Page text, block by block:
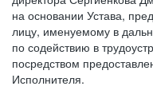
на основании Устава,
лицу, именуемому в
по содействию в
посредством
Исполнителя.